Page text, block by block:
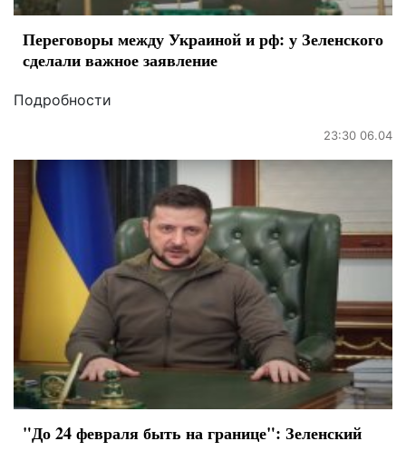
Переговоры между Украиной и рф: у Зеленского
сделали важное заявление
Подробности
23:30 06.04
"До 24 февраля быть на границе": Зеленский